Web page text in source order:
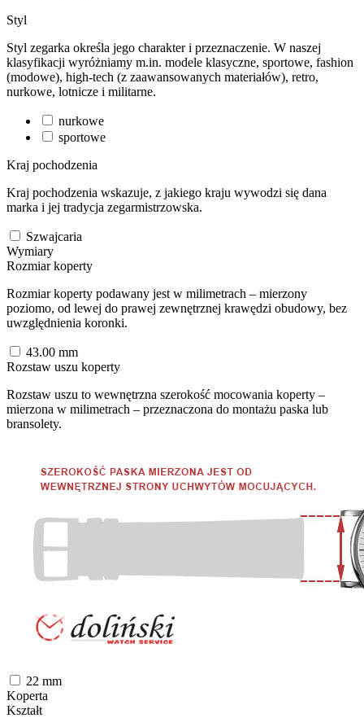
Styl
Styl zegarka określa jego charakter i przeznaczenie. W naszej
klasyfikacji wyróżniamy m.in. modele klasyczne, sportowe, fashion
(modowe), high-tech (z zaawansowanych materiałów), retro,
nurkowe, lotnicze i militarne.
nurkowe
sportowe
Kraj pochodzenia
Kraj pochodzenia wskazuje, z jakiego kraju wywodzi się dana
marka i jej tradycja zegarmistrzowska.
Szwajcaria
Wymiary
Rozmiar koperty
Rozmiar koperty podawany jest w milimetrach – mierzony
poziomo, od lewej do prawej zewnętrznej krawędzi obudowy, bez
uwzględnienia koronki.
43.00 mm
Rozstaw uszu koperty
Rozstaw uszu to wewnętrzna szerokość mocowania koperty –
mierzona w milimetrach – przeznaczona do montażu paska lub
bransolety.
22 mm
Koperta
Kształt